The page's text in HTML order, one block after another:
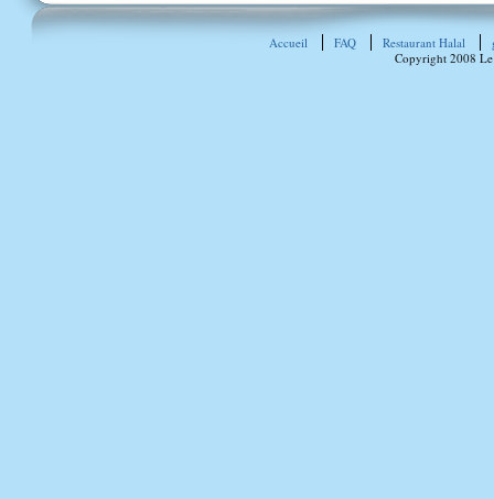
Accueil FAQ Restaurant Halal
Copyright 2008